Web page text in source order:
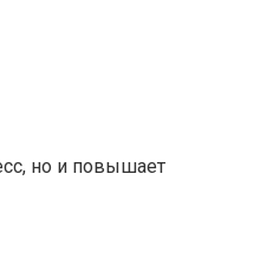
но и повышает